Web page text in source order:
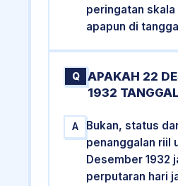
peringatan skala
apapun di
Q
APAKAH 22
1932
A
Bukan, status
penanggalan riil
Desember 1932
perputaran hari